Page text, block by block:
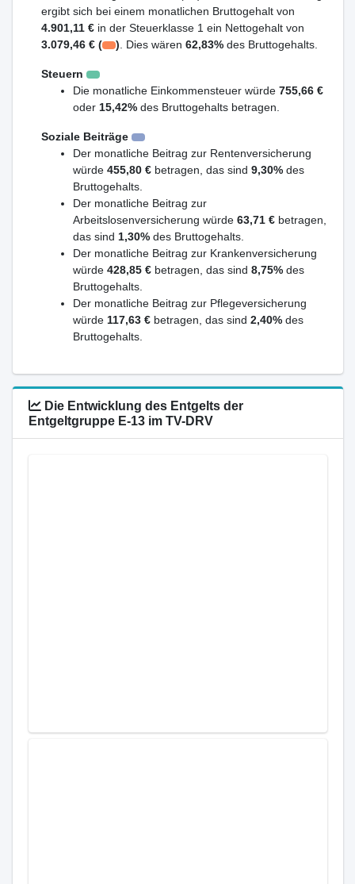
ergibt sich bei einem monatlichen Bruttogehalt von
4.901,11 € in der Steuerklasse 1 ein Nettogehalt von
3.079,46 € (
) . Dies wären62,83% des Bruttogehalts.
Steuern
Die monatliche Einkommensteuer würde 755,66 €
oder 15,42% des Bruttogehalts betragen.
Soziale Beiträge
Der monatliche Beitrag zur Rentenversicherung
würde 455,80 € betragen, das sind 9,30% des
Bruttogehalts.
Der monatliche Beitrag zur
Arbeitslosenversicherung würde 63,71 € betragen,
das sind 1,30% des Bruttogehalts.
Der monatliche Beitrag zur Krankenversicherung
würde 428,85 € betragen, das sind 8,75% des
Bruttogehalts.
Der monatliche Beitrag zur Pflegeversicherung
würde 117,63 € betragen, das sind 2,40% des
Bruttogehalts.
Die Entwicklung des Entgelts der
Entgeltgruppe E-13 im TV-DRV